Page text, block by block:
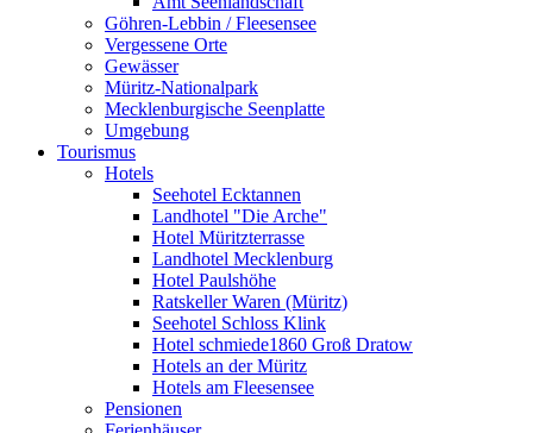
Göhren-Lebbin / Fleesensee
Vergessene Orte
Gewässer
Müritz-Nationalpark
Mecklenburgische Seenplatte
Umgebung
Tourismus
Hotels
Seehotel Ecktannen
Landhotel "Die Arche"
Hotel Müritzterrasse
Landhotel Mecklenburg
Hotel Paulshöhe
Ratskeller Waren (Müritz)
Seehotel Schloss Klink
Hotel schmiede1860 Groß Dratow
Hotels an der Müritz
Hotels am Fleesensee
Pensionen